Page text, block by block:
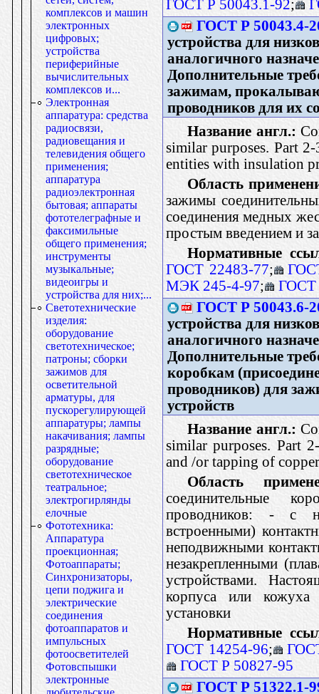
комплексов и машин
электронных
цифровых;
устройства
периферийные
вычислительных
комплексов и...
Электронная
аппаратура: средства
радиосвязи,
радиовещания и
телевидения общего
применения;
аппаратура
радиоэлектронная
бытовая; аппараты
фототелеграфные и
факсимильные
общего применения;
инструменты
музыкальные;
видеоигры и
устройства для них;...
Светотехнические
изделия:
оборудование
светотехническое;
патроны; сборки
зажимов для
осветительной
арматуры, для
пускорегулирующей
аппаратуры; лампы
накачивания; лампы
разрядные;
оборудование
светотехническое
театральное;
электрогирлянды
елочные
Фототехника:
Аппаратура
проекционная;
Фотоаппараты;
Синхронизаторы,
цепи поджига и
электрические
соединения
фотоаппаратов и
импульсных
фотоосветителей
Фотовспышки
электронные
ГОСТ Р 50043.1-92;
ГОСТ Р 50043.4-
устройства для
аналогичного
Дополнительные
зажимам,
проводников для их
Название англ.:
similar purposes. Part
entities with insulation
Область
зажимы
соединения медных
простым введением и
Нормативные
ГОСТ 22483-77;
МЭК 245-4-97;
ГОСТ
ГОСТ Р 50043.6-
устройства для
аналогичного
Дополнительные
коробкам
проводников) для
устройств
Название англ.:
similar purposes. Part
and /or tapping of
Область
соединительные
проводников: - с
встроенными)
неподвижными
незакрепленными
устройствами.
корпуса или кожуха
установки
Нормативные
ГОСТ 14254-96;
ГОСТ Р 50827-95
ГОСТ Р 51322.1-